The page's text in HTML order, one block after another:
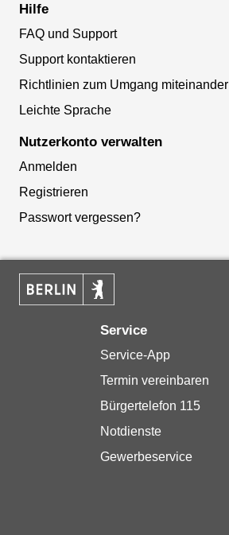
Hilfe
FAQ und Support
Support kontaktieren
Richtlinien zum Umgang miteinander
Leichte Sprache
Nutzerkonto verwalten
Anmelden
Registrieren
Passwort vergessen?
Service
Service-App
Termin vereinbaren
Bürgertelefon 115
Notdienste
Gewerbeservice